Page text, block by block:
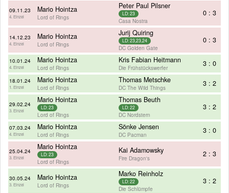
09.11.23
4. Einzel
Mario Hointza
Lord of Rings
Peter Paul Pilsner
LD: 23
Casa Nostra
0 : 3
14.12.23
4. Einzel
Mario Hointza
Lord of Rings
Jurij Quiring
LD: 23,23,24
DC Golden Gate
0 : 3
10.01.24
4. Einzel
Mario Hointza
Lord of Rings
Kris Fabian Heitmann
Die Frühstückswerfer 3 : 0
18.01.24
1. Einzel
Mario Hointza
Lord of Rings
Thomas Metschke
DC The Wild Things 3 : 2
29.02.24
3. Einzel
Mario Hointza
LD: 23
Lord of Rings
Thomas Beuth
LD: 22
DC Nordstern
3 : 2
07.03.24
4. Einzel
Mario Hointza
Lord of Rings
Sönke Jensen
DC Pacman 3 : 0
25.04.24
3. Einzel
Mario Hointza
LD: 23
Lord of Rings
Kai Adamowsky
Fire Dragon's 2 : 3
30.05.24
3. Einzel
Mario Hointza
Lord of Rings
Marko Reinholz
LD: 22
Die Schlümpfe
3 : 2